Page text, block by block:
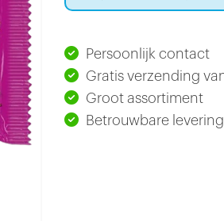
Persoonlijk contact
Gratis verzending
Groot assortiment
Betrouwbare levering